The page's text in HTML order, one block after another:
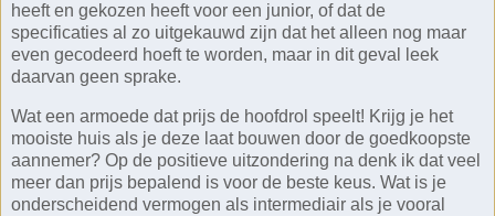
heeft en gekozen heeft voor een junior, of dat de
specificaties al zo uitgekauwd zijn dat het alleen nog maar
even gecodeerd hoeft te worden, maar in dit geval leek
daarvan geen sprake.
Wat een armoede dat prijs de hoofdrol speelt! Krijg je het
mooiste huis als je deze laat bouwen door de goedkoopste
aannemer? Op de positieve uitzondering na denk ik dat veel
meer dan prijs bepalend is voor de beste keus. Wat is je
onderscheidend vermogen als intermediair als je vooral